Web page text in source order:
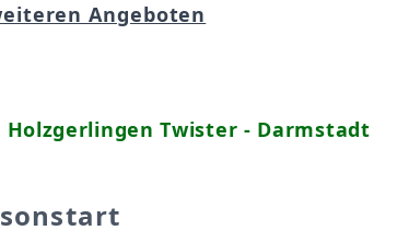
Twister - Darmstadt
Angeboten